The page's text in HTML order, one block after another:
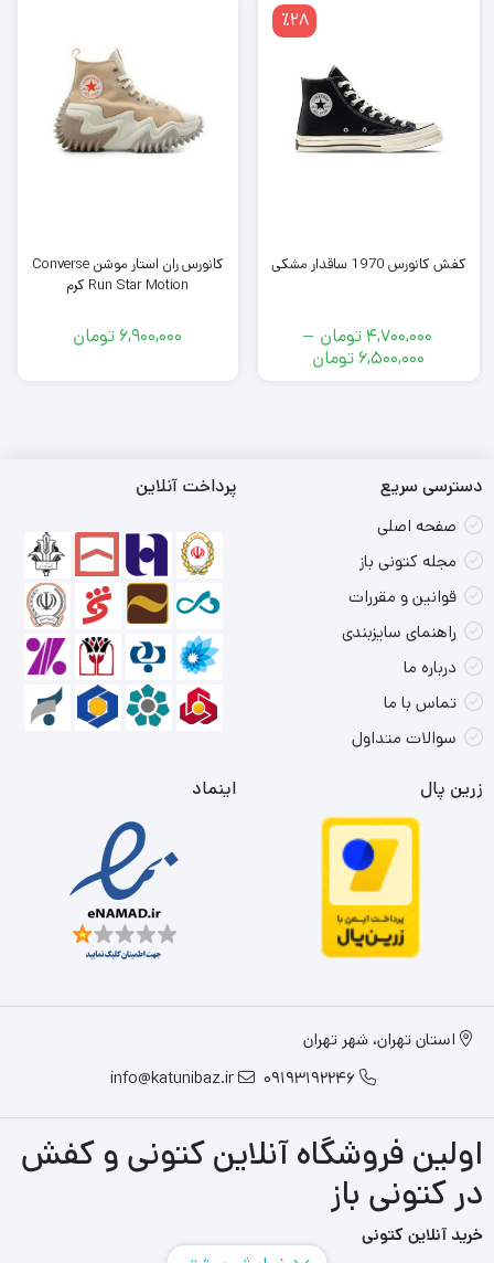
٪28
کفش کانورس 1970 ساقدار مشکی
4,700,000 تومان –
6,500,000 تومان
کانورس ران استار موشن Converse
Run Star Motion کرم
6,900,000 تومان
دسترسی سریع
صفحه اصلی
مجله کتونی باز
قوانین و مقررات
راهنمای سایزبندی
درباره ما
تماس با ما
سوالات متداول
پرداخت آنلاین
زرین پال اینماد
استان تهران، شهر تهران
09193192246
info@katunibaz.ir
اولین فروشگاه آنلاین کتونی و کفش
در کتونی باز
خرید آنلاین کتونی